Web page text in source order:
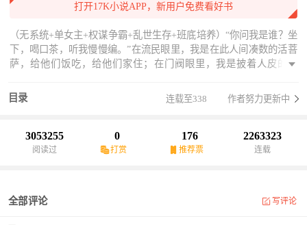
打开17K小说APP，新用户免费看好书
（无系统+单女主+权谋争霸+乱世生存+班底培养）“你问我是谁？坐
下，喝口茶，听我慢慢编。”在流民眼里，我是在此人间凑数的活菩
萨，给他们饭吃，给他们家住；在门阀眼里，我是披着人皮的疯
乾王朝的掘墓人，也是这年头最伟大的文学家、科学家、军事家、
社会学家，以及心理学家--或者说PUA大师...但其实，我一开始真的
开局只有一个老仆，一个逃兵，装备全靠捡--或者抢。我没有什么王
霸之气，我只想证明：这个世界不应该是这样的。在这礼崩乐坏的
一个理科生在乱世里硬生生杀出一条血路的故事。书友群：
1081698810
目录 连载至338 作者努力更新中
3053255
阅读过
0
打赏
176
推荐票
2263323
连载
全部评论 写评论